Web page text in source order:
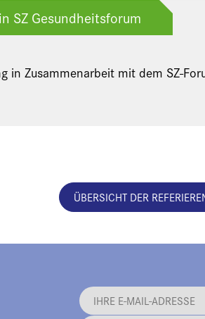
SZ Gesundheitsforum
in Zusammenarbeit mit dem SZ-
ÜBERSICHT DER